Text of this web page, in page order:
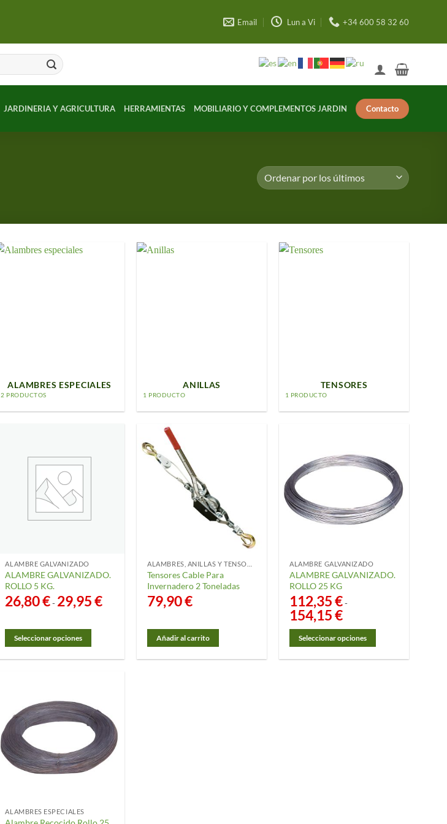
Email Lun a Vi +34 600 58 32 60
JARDINERIA Y AGRICULTURA HERRAMIENTAS MOBILIARIO Y COMPLEMENTOS JARDIN Contacto
ALAMBRES ESPECIALES
2 PRODUCTOS
ANILLAS
1 PRODUCTO
TENSORES
1 PRODUCTO
ALAMBRE GALVANIZADO
ALAMBRE GALVANIZADO.
ROLLO 5 KG.
26,80€ - 29,95€Rango
de
Seleccionar opciones
variantes.
Las
opciones
se
pueden
la
Tensores Cable Para
Invernadero 2 Toneladas
79,90€
Añadir al carrito
ALAMBRE GALVANIZADO
ALAMBRE GALVANIZADO.
ROLLO 25 KG
112,35€-
154,15€Rango
de
precios:
desde
112,35 €
154,15 €
Seleccionar opciones
ALAMBRES ESPECIALES